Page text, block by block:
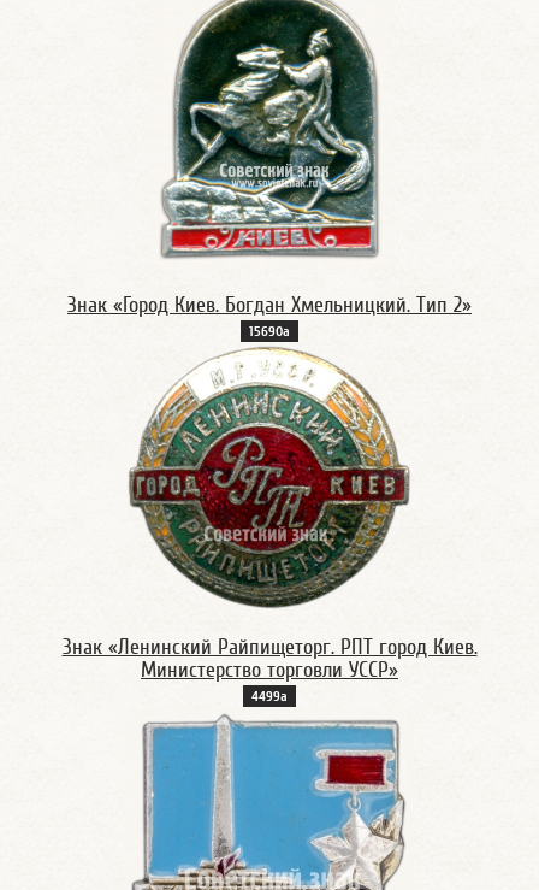
Знак «Город Киев. Богдан Хмельницкий. Тип 2»
15690а
Знак «Ленинский Райпищеторг. РПТ город Киев.
Министерство торговли УССР»
4499а